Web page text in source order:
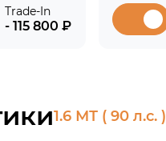
Trade-In
- 115 800 ₽
1.6 МТ ( 90 л.с. )